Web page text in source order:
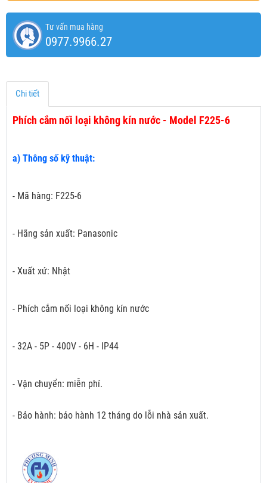
Tư vấn mua hàng
0977.9966.27
Chi tiết
Phích cắm nối loại không kín nước - Model F225-6
a) Thông số kỹ thuật:
- Mã hàng: F225-6
- Hãng sản xuất: Panasonic
- Xuất xứ: Nhật
- Phích cắm nối loại không kín nước
- 32A - 5P - 400V - 6H - IP44
- Vận chuyển: miễn phí.
- Bảo hành: bảo hành 12 tháng do lỗi nhà sản xuất.